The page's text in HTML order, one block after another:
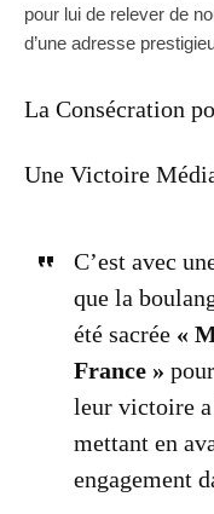
pour lui de relever de
d’une adresse
La Consécration
Une Victoire
C’est avec
que la
été sacrée «
France »
leur victoire
mettant en
engagement